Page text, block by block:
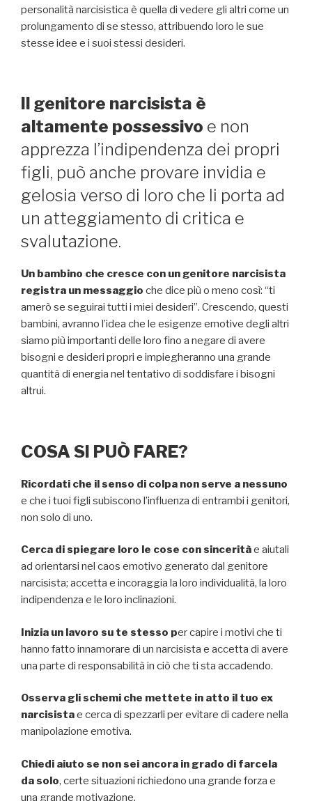
personalità narcisistica è quella di vedere gli altri come un
prolungamento di se stesso, attribuendo loro le sue
stesse idee e i suoi stessi desideri.
Il genitore narcisista è
altamente possessivo e non
apprezza l’indipendenza dei propri
figli, può anche provare invidia e
gelosia verso di loro che li porta ad
un atteggiamento di critica e
svalutazione.
Un bambino che cresce con un genitore narcisista
registra un messaggio che dice più o meno così: “ti
amerò se seguirai tutti i miei desideri”. Crescendo, questi
bambini, avranno l’idea che le esigenze emotive degli altri
siamo più importanti delle loro fino a negare di avere
bisogni e desideri propri e impiegheranno una grande
quantità di energia nel tentativo di soddisfare i bisogni
altrui.
COSA SI PUÒ FARE?
Ricordati che il senso di colpa non serve a nessuno
e che i tuoi figli subiscono l’influenza di entrambi i genitori,
non solo di uno.
Cerca di spiegare loro le cose con sinceritàe aiutali
ad orientarsi nel caos emotivo generato dal genitore
narcisista; accetta e incoraggia la loro individualità, la loro
indipendenza e le loro inclinazioni.
Inizia un lavoro su te stesso per capire i motivi che ti
hanno fatto innamorare di un narcisista e accetta di avere
una parte di responsabilità in ciò che ti sta accadendo.
Osserva gli schemi che mettete in atto il tuo ex
narcisistae cerca di spezzarli per evitare di cadere nella
manipolazione emotiva.
Chiedi aiuto se non sei ancora in grado di farcela
da solo, certe situazioni richiedono una grande forza e
una grande motivazione.